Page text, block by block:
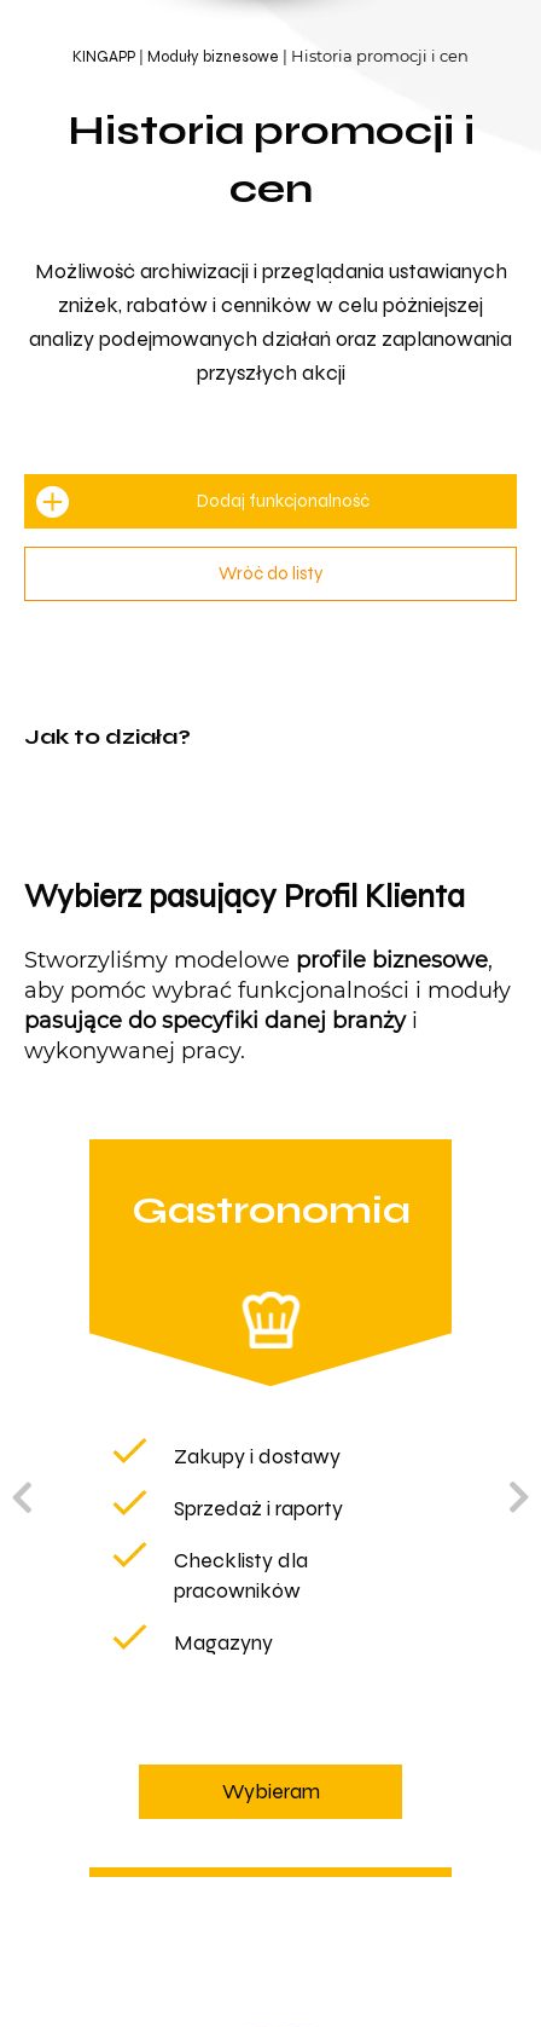
KINGAPP Moduły biznesowe Historia promocji i cen
Historia promocji i
cen
Możliwość archiwizacji i przeglądania ustawianych
zniżek, rabatów i cenników w celu późniejszej
analizy podejmowanych działań oraz zaplanowania
przyszłych akcji
Dodaj funkcjonalność
Wróć do listy
Jak to działa?
Wybierz pasujący Profil Klienta
Stworzyliśmy modelowe profile biznesowe,
aby pomóc wybrać funkcjonalności i moduły
pasujące do specyfiki danej branżyi
wykonywanej pracy.
Gastronomia
Zakupy i dostawy
Sprzedaż i raporty
Checklisty dla
pracowników
Magazyny
Wybieram